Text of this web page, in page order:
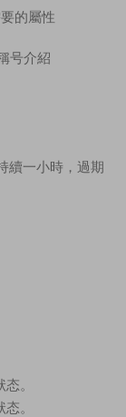
的屬性
介紹
續一小時，過期
。
。